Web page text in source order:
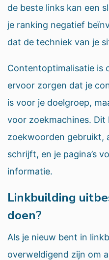
de beste links kan een
je ranking negatief
dat de techniek van je
Contentoptimalisatie is
ervoor zorgen dat je
is voor je doelgroep,
voor zoekmachines.
zoekwoorden gebruikt,
schrijft, en je pagina’s
informatie.
Linkbuilding
doen?
Als je nieuw bent in
overweldigend zijn om